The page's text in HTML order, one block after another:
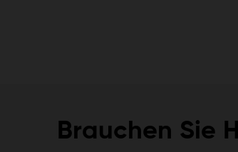
Brauchen Sie